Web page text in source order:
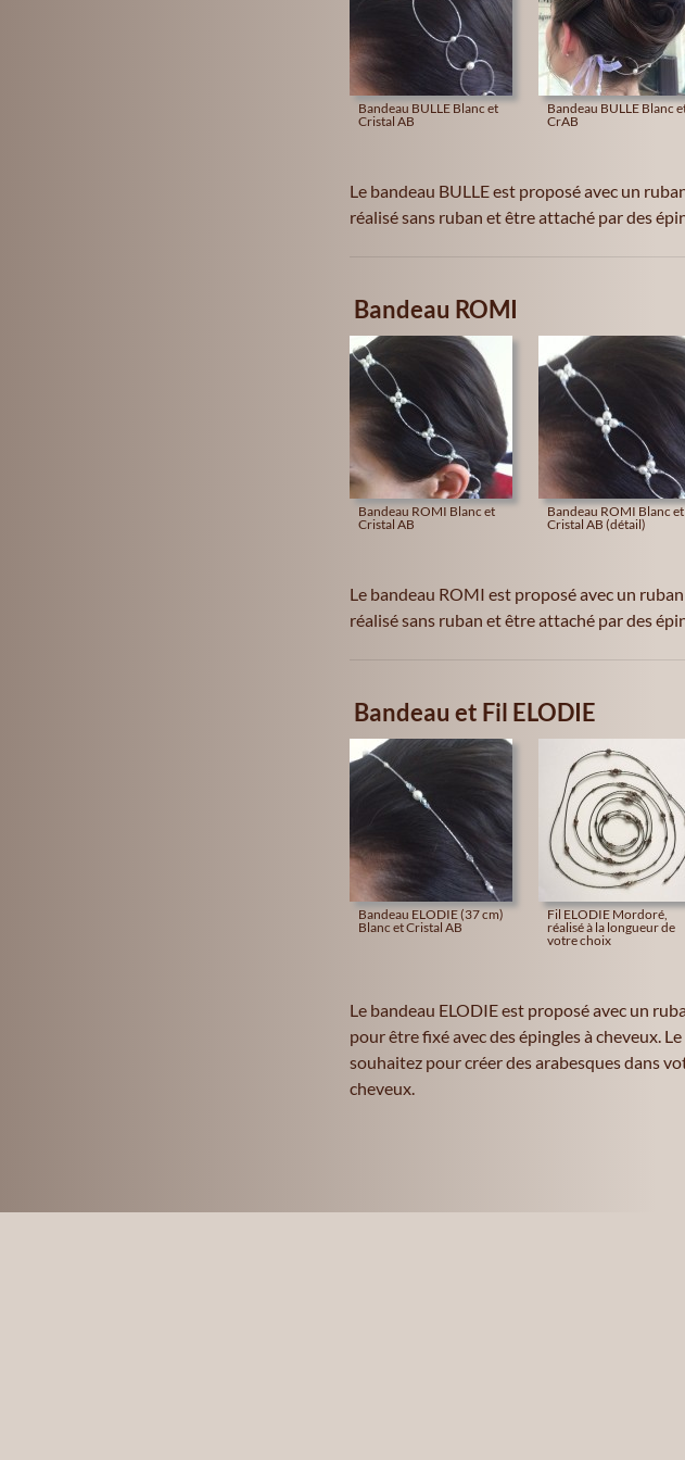
Bandeau BULLE Blanc et
Cristal AB
Bandeau BULLE Blanc
CrAB
Le bandeau BULLE est proposé avec un
réalisé sans ruban et être attaché par des
Bandeau ROMI
Bandeau ROMI Blanc et
Cristal AB
Bandeau ROMI Blanc et
Cristal AB (détail)
Le bandeau ROMI est proposé avec un
réalisé sans ruban et être attaché par des
Bandeau et Fil ELODIE
Bandeau ELODIE (37 cm)
Blanc et Cristal AB
Fil ELODIE Mordoré,
réalisé à la longueur de
votre choix
Le bandeau ELODIE est proposé avec un
pour être fixé avec des épingles à cheveux.
souhaitez pour créer des arabesques dans
cheveux.